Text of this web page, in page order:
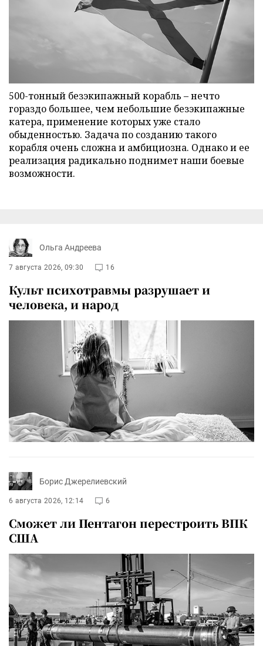
500-тонный безэкипажный корабль – нечто
гораздо большее, чем небольшие безэкипажные
катера, применение которых уже стало
обыденностью. Задача по созданию такого
корабля очень сложна и амбициозна. Однако и ее
реализация радикально поднимет наши боевые
возможности.
Ольга Андреева
7 августа 2026, 09:30 16
Культ психотравмы разрушает и
человека, и народ
Борис Джерелиевский
6 августа 2026, 12:14 6
Сможет ли Пентагон перестроить ВПК
США